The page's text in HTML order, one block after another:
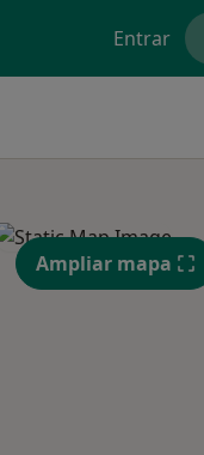
Entrar
Qua
13
Ampliar mapa